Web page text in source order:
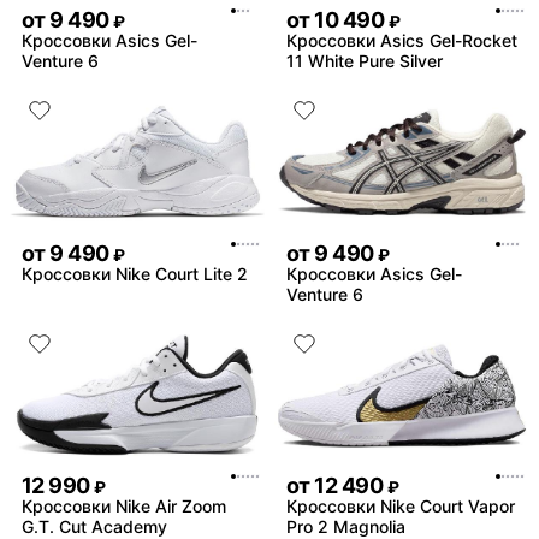
от9 490 ₽
Кроссовки Asics Gel-
Venture 6
от10 490 ₽
Кроссовки Asics Gel-Rocket
11 White Pure Silver
от9 490 ₽
Кроссовки Nike Court Lite 2
от9 490 ₽
Кроссовки Asics Gel-
Venture 6
12 990 ₽
Кроссовки Nike Air Zoom
G.T. Cut Academy
от12 490 ₽
Кроссовки Nike Court Vapor
Pro 2 Magnolia